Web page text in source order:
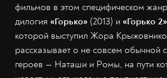
фильмов в этом специфическом
дилогия «Горько» (2013) и «Горько 2»
которой выступил Жора
рассказывает о не совсем обычной
героев — Наташи и Ромы, на пути